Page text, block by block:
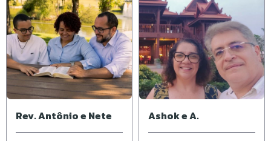
Rev. Antônio e Nete Ashok e A.